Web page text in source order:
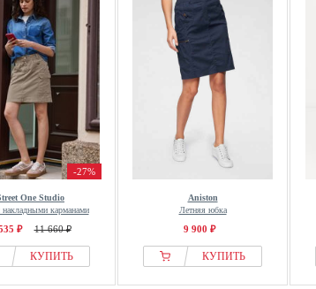
-27%
One Studio
карманами
₽ 11 660 ₽
КУПИТЬ
Aniston
Летняя юбка
9 900 ₽
КУПИТЬ